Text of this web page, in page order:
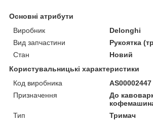
Основні атрибути
Виробник
Delonghi
Вид запчастини
Рукоятка
Стан
Новий
Користувальницькі характеристики
Код виробника
AS00002447
Призначення
До
Тип
Тримач